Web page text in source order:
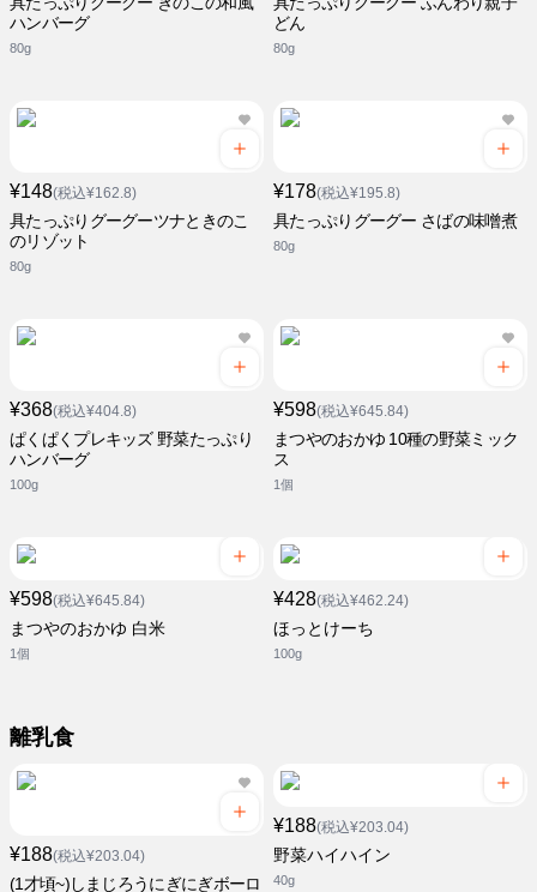
ハンバーグ
80g
どん
80g
¥148(税込¥162.8)
具たっぷりグーグーツナときのこ
のリゾット
80g
¥178(税込¥195.8)
具たっぷりグーグー さばの味噌煮
80g
¥368(税込¥404.8)
ぱくぱくプレキッズ 野菜たっぷり
ハンバーグ
100g
¥598(税込¥645.84)
まつやのおかゆ 10種の野菜ミック
ス
1個
¥598(税込¥645.84)
まつやのおかゆ 白米
1個
¥428(税込¥462.24)
ほっとけーち
100g
離乳食
¥188(税込¥203.04)
(1才頃~)しまじろうにぎにぎボーロ
¥188(税込¥203.04)
野菜ハイハイン
40g